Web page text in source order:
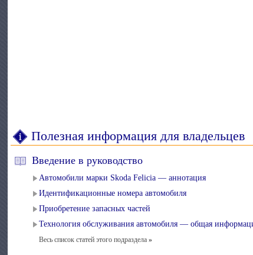
Полезная информация для владельцев
Введение в руководство
Автомобили марки Skoda Felicia — аннотация
Идентификационные номера автомобиля
Приобретение запасных частей
Технология обслуживания автомобиля — общая
Весь список статей этого подраздела»